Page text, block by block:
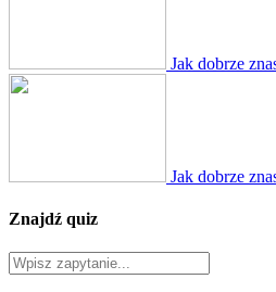
Jak dobrze
Jak dobrze
Znajdź quiz